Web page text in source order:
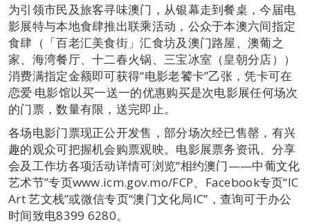
为引领市民及旅客寻味澳门，从银幕走到餐桌，今届电
影展特与本地食肆推出联乘活动，公众于本澳六间指定
食肆（「百老汇美食街」汇食坊及澳门路屋、澳葡之
家、海湾餐厅、十二春火锅、三宝冰室（皇朝分店））
消费满指定金额即可获得“电影老饕卡”乙张，凭卡可在
恋爱‧电影馆以买一送一的优惠购买是次电影展任何场次
的门票，数量有限，送完即止。
各场电影门票现正公开发售，部分场次经已售罄，有兴
趣的观众可把握机会购票观映。电影展票务资讯、分享
会及工作坊各项活动详情可浏览“相约澳门——中葡文化
艺术节”专页www.icm.gov.mo/FCP、Facebook专页“IC
Art 艺文栈”或微信专页“澳门文化局IC”，查询可于办公
时间致电8399 6280。